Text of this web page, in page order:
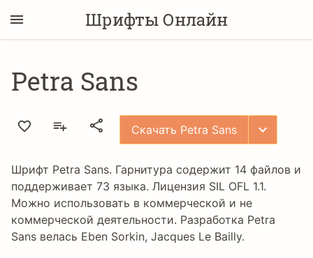
Шрифты Онлайн
Petra Sans
Скачать Petra Sans
Шрифт Petra Sans. Гарнитура содержит 14 файлов и
поддерживает 73 языка. Лицензия SIL OFL 1.1.
Можно использовать в коммерческой и не
коммерческой деятельности. Разработка Petra
Sans велась Eben Sorkin, Jacques Le Bailly.